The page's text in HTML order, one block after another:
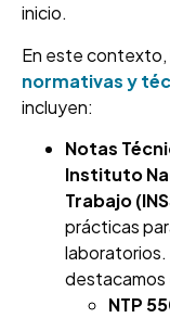
inicio.
En este contexto,
normativas y
incluyen:
Notas
Instituto
Trabajo
prácticas
laboratorios.
destacamos
NTP